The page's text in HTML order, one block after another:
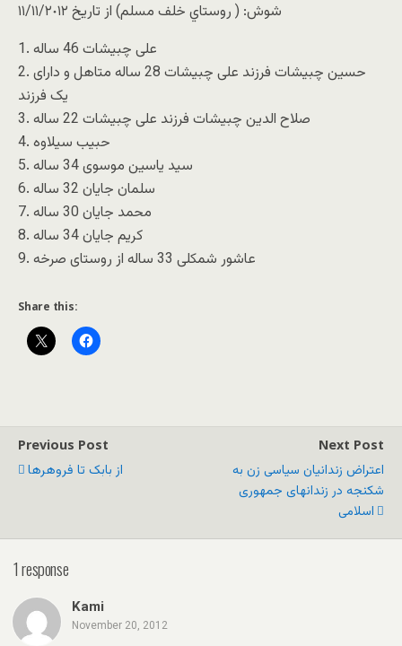
شوش: ( روستاي خلف مسلم) از تاريخ ١١/١١/٢٠١٢
1. علی چبیشات 46 ساله
2. حسین چبیشات فرزند علی چبیشات 28 ساله متاهل و دارای
یک فرزند
3. صلاح الدین چبیشات فرزند علی چبیشات 22 ساله
4. حبیب سیلاوه
5. سید یاسین موسوی 34 ساله
6. سلمان جایان 32 ساله
7. محمد جایان 30 ساله
8. کریم جایان 34 ساله
9. عاشور شمکلی 33 ساله از روستای صرخه
Share this:
Previous Post
از بابک تا فروهرها
Next Post
اعتراض زندانيان سیاسی زن به
شکنجه در زندانهای جمهوری
اسلامی
1 response
Kami
November 20, 2012